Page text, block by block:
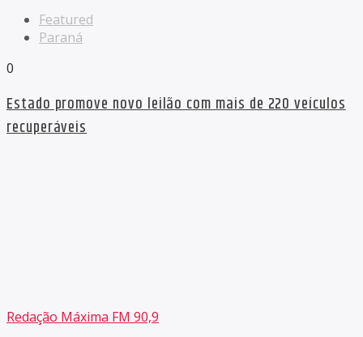
Featured
Paraná
0
Estado promove novo leilão com mais de 220 veículos
recuperáveis
Redação Máxima FM 90,9